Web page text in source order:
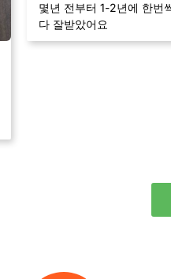
몇년 전부터 1-2년에 한번
다 잘받았어요